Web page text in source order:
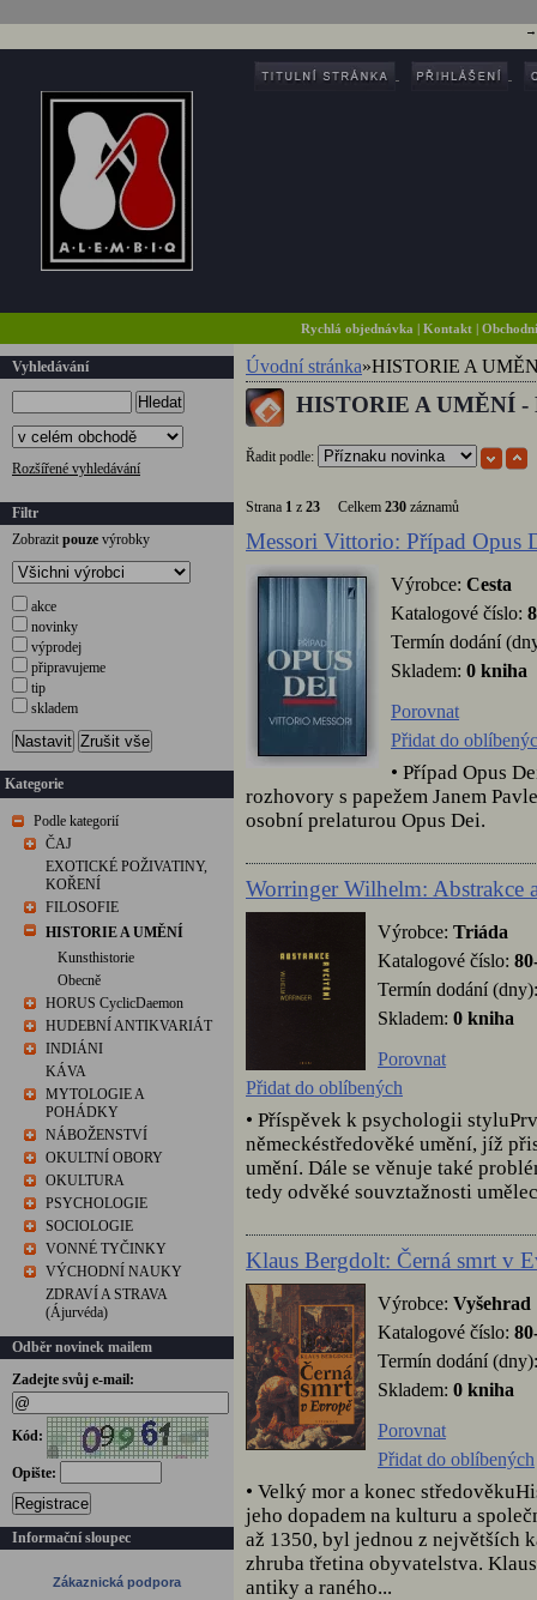
Rychlá objednávka |Kontakt |
Vyhledávání
Hledat
Rozšířené vyhledávání
Filtr
Zobrazit pouze výrobky
akce
novinky
výprodej
připravujeme
tip
skladem
Nastavit Zrušit vše
Kategorie
Podle kategorií
ČAJ
EXOTICKÉ POŽIVATINY,
KOŘENÍ
FILOSOFIE
HISTORIE A UMĚNÍ
Kunsthistorie
Obecně
HORUS CyclicDaemon
HUDEBNÍ ANTIKVARIÁT
INDIÁNI
KÁVA
MYTOLOGIE A
POHÁDKY
NÁBOŽENSTVÍ
OKULTNÍ OBORY
OKULTURA
PSYCHOLOGIE
SOCIOLOGIE
VONNÉ TYČINKY
VÝCHODNÍ NAUKY
ZDRAVÍ A STRAVA
(Ájurvéda)
Odběr novinek mailem
Zadejte svůj e-mail:
Kód:
Opište:
Registrace
Informační sloupec
Zákaznická podpora
Úvodní stránka»HISTORIE A
HISTORIE A UMĚNÍ -
Řadit podle:
Strana 1 z 23 Celkem 230 záznamů
Messori Vittorio: Případ Opus
Výrobce: Cesta
Katalogové číslo:
Termín dodání
Skladem: 0 kniha
Porovnat
Přidat do
• Případ Opus
rozhovory s papežem Janem
osobní prelaturou Opus Dei.
Worringer Wilhelm: Abstrakce
Výrobce: Triáda
Katalogové číslo:
Termín dodání (dny):
Skladem: 0 kniha
Porovnat
Přidat do oblíbených
• Příspěvek k psychologii
německéstředověké umění, jíž
umění. Dále se věnuje také
tedy odvěké souvztažnosti
Klaus Bergdolt: Černá smrt v
Výrobce: Vyšehrad
Katalogové číslo:
Termín dodání (dny):
Skladem: 0 kniha
Porovnat
Přidat do oblíbených
• Velký mor a konec
jeho dopadem na kulturu a
až 1350, byl jednou z největších
zhruba třetina obyvatelstva.
antiky a raného...